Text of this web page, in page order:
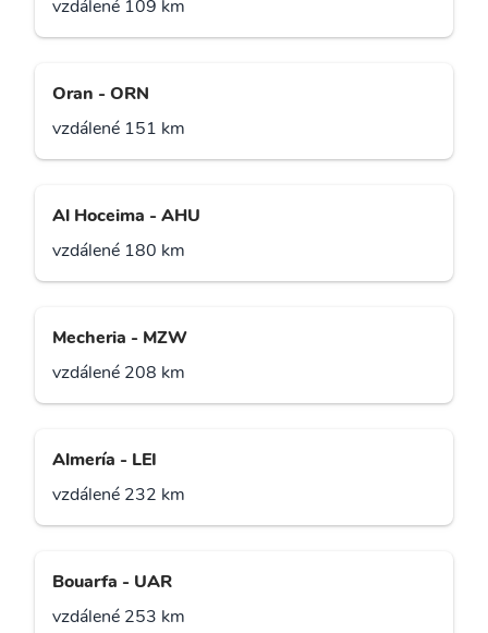
vzdálené 109 km
Oran - ORN
vzdálené 151 km
Al Hoceima - AHU
vzdálené 180 km
Mecheria - MZW
vzdálené 208 km
Almería - LEI
vzdálené 232 km
Bouarfa - UAR
vzdálené 253 km